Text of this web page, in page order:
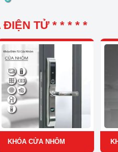
ĐIỆN TỬ * * * * *
KHÓA CỬA NHÔM